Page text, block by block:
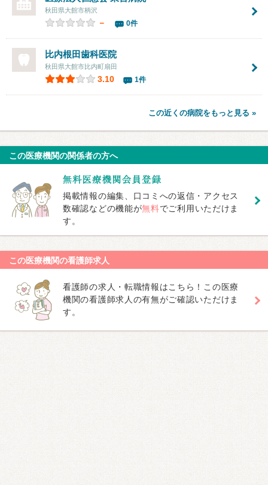
秋田県大館市柄沢
－ 0件
比内根田歯科医院
秋田県大館市比内町扇田
3.10 1件
この近くの病院をもっと見る »
この医療機関の関係者の方へ
掲載情報の編集、口コミへの返信・アクセス
数確認などの機能が無料でご利用いただけま
す。
この医療機関の看護師求人
看護師の求人・転職情報はこちら！この医療
機関の看護師求人の有無がご確認いただけま
す。